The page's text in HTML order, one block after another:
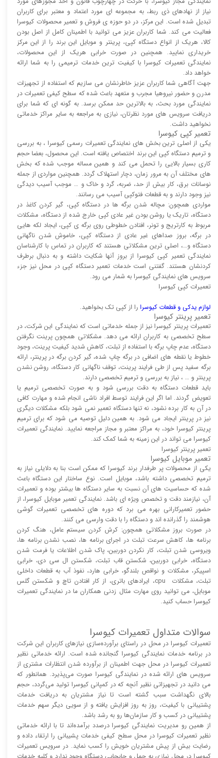
نیاز از نهادهای ذی ربط، به مجموعه ای مورد اعتماد و معتبر برای کاربران
تبدیل شده است. این مرکز، در دو حوزه ی فروش و تعمیر محصولات کیوسرا
فعالیت می کند. شما کاربران عزیز می توانید با اطمینان کامل از اصل بودن
کالا، هریک از انواع دستگاه کپی، پرینتر و موبایل این برند را از این مرکز
خریداری نمایید. همچنین در صورت خرابی هریک از این محصولات،
نمایندگی تعمیرات کیوسرا با کیفیت ترین خدمات ترمیمی را به شما ارائه
خواهد داد.
جهت آگاهی شما کاربران عزیز خاطرنشان می سازیم که استفاده از تجهیزات
مدرن و حضور نیروهیا مجرب و متعهد باعث شده که سطح کیفی تعمیرات در
نمایندگی مورد بحث، به بالاترین حد ممکن برسد. به گونه ای که شما برای
دریافت سرویس های مورد نظرتان، نیازی به مراجعه به سایر مراکز خدماتی
نخواهید داشت.
تعمیر کپی کیوسرا
یکی از اصلی ترین بخش های نمایندگی تعمیرات رسمی کیوسرا ، به بررسی
و ترمیم دستگاه کپی این برند اختصاص یافته است. این محصول، بعضا حجم
کاری بسیار بالایی را تحمل می کند و همین مساله موجب شده که بخش
های مختلف آن به مرور زمان، دچار استهلاک گردد. همچنین مواردی از جمله
نوسانات برق، کار بیش از حد، ضربه، گرد و خاک و … موجب آسیب دیدگی
نیز وجود دارند و به قطعات فتوکپی آسیب می رسانند.
مواردی همچون: مچاله شدن برگه ها در دستگاه کپی، گیر کردن کاغذ در
دستگاه، تاریک یا روشن بودن غیر عادی کپی خارج شده از دستگاه، مشکلات
مربوط به کارتریج و تونر، افتادن خطوطی روی برگه ی کپی، ایجاد لکه هایی
در برگه، بروز صداهای غیر عادی از دستگاه کپی، خاموش شدن ناگهانی
دستگاه و…، اصلی ترین مشکلاتی هستند که کاربران در تماس با کارشناسان
نمایندگی تعمیر کپی کیوسرا از بروز آنها شکایت داشته و به دنبال برطرف
کردنشان هستند. گفتنی است خدمات تعمیر دستگاه کپی در محل نیز جزء
سرویس های نمایندگی کیوسرا به شمار می رود.
تعمیرات کپی کیوسرا
لوازم یدکی و قطعات کیوسرا را از کپی تک بخواهید.
تعمیر پرینتر کیوسرا
تعمیرات پرینتر کیوسرا نیز از جمله خدماتی است که نمایندگی این شرکت، در
سطح تخصصی به کاربران ارائه می دهد. مشکلاتی همچون پرینت نگرفتن
دستگاه، عدم چاپ برگه با استفاده از تبلت، کاهش شدید کیفیت پرینت، وجود
خطوط یا نقطه های اضافی در برگه چاپ شده، گیر کردن برگه در پرینتر، ارائه
برگه سفید پس از طی فرایند پرینت، توقف ناگهانی کار دستگاه، روشن نشدن
پرینتر و … ، نیاز به بررسی و ترمیم تخصصی دارند.
باید قطعات دستگاه به دقت بررسی شود و به صورت تخصصی ترمیم یا
تعویض گردند. اما اگر این فرایند توسط افراد ناشی انجام شده و مهارت کافی
در آن به کار برده نشود، نه تنها دستگاه تعمیر نمی شود بلکه مشکلات دیگری
نیز در پرینتر ایجاد می شود. به همین دلیل توصیه می شود که برای ترمیم
پرینتر کیوسرا خود، به مراکز معتبر و مجاز مراجعه نمایید. نمایندگی تعمیرات
کیوسرا می تواند در این زمینه به شما کمک کند.
تعمیر پرینتر کیوسرا
تعمیر موبایل کیوسرا
یکی از محصولات پر طرفدار برند کیوسرا که ممکن است بنا به دلایلی نیاز به
ترمیم تخصصی داشته باشد، موبایل است. نوع ساختار این دستگاه باعث
شده که حساسیت های آن نسبت به سایر دستگاه ها بیشتر بوده و تعمیرات
آن، نیازمند دقت و تخصص ویژه ای باشد. نمایندگی تعمیر موبایل کیوسرا، از
حضور تعمیرکارانی بهره می برد که دوره های تخصصی تعمیرات گوشی
هوشمند را گذرانده اند و دستگاه را با دقت وارسی می کنند.
در صورت بروز مشکلاتی همچون: کرش کردن سیستم عامل، هنگ کردن
برنامه ها، کاهش سرعت تبلت در اجرای برنامه ها، نصب نشدن برنامه ها،
ویروسی شدن تبلت، کار نکردن دوربین، پاک شدن اطلاعات یا فرمت شدن
دستگاه، خرابی دوربین، شکستن قاب تبلت، شکستن ال سی دی، خرابی
اسپیکر، مشکلات و نواقص بلندگو، خرابی هارد، نفوذ آب به قطعات داخلی
تبلت، مشکلات cpu، ایرادهای باتری، از کار افتادن تاچ و شکستن گلس
موبایل، می توانید روی مهارت مثال زدنی همکاران ما در نمایندگی تعمیرات
کیوسرا حساب کنید.
سوالات متداول تعمیرات کیوسرا
تعمیرات کیوسرا در محل در راستای برآورده‌سازی نیازهای کاربران این شرکت
در برنامه خدمات نمایندگی کیوسرا گنجانده شده است. ارائه خدماتی نظیر
تعمیرات کیوسرا در محل جهت اطمینان از برآورده شدن انتظارات مشتری از
سرویس های ارائه شده در نمایندگی کیوسرا صورت می‌پذیرد. همانطور که
می دانید در تجهیزاتی نظیر آنچه که در کمپانی کیوسرا تولید می‌گردد، حجم
بالای نگهداشت سبب گشته است تا نیاز مشتریان به دریافت خدمات
پشتیبانی با کیفیت، روز به روز افزایش یافته و از سویی دیگر سهم خدمات
پشتیبانی در کسب ‌و ‌کار سازمان‌ها رو به رشد باشد.
از همین رو مدیریت نمایندگی کیوسرا درصدد برآمده‌اند تا با ارائه خدماتی
نظیر تعمیرات کیوسرا در محل سطح کیفی خدمات پشیبانی را ارتقاء داده و
رضایت بیش از پیش مشتریان خویش را کسب نماید. در سرویس تعمیرات